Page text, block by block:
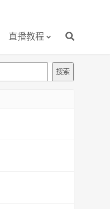
直播教程
搜索